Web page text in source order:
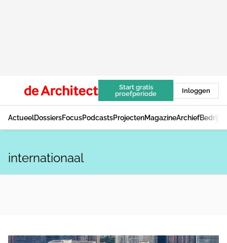
Start gratis
proefperiode
Inloggen
ActueelDossiersFocusPodcastsProjectenMagazineArchief
internationaal